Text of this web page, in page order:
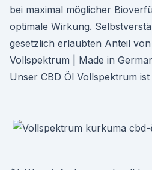
bei maximal möglicher
optimale Wirkung.
gesetzlich erlaubten Anteil
Vollspektrum | Made in
Unser CBD Öl Vollspektrum